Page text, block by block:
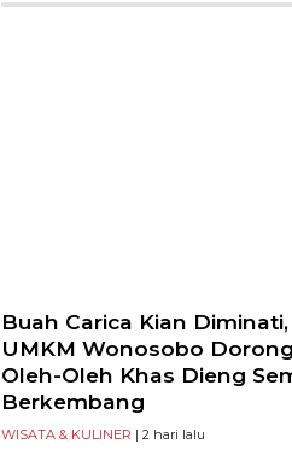
Buah Carica Kian Diminati,
UMKM Wonosobo Dorong
Oleh-Oleh Khas Dieng
Berkembang
WISATA & KULINER | 2 hari lalu